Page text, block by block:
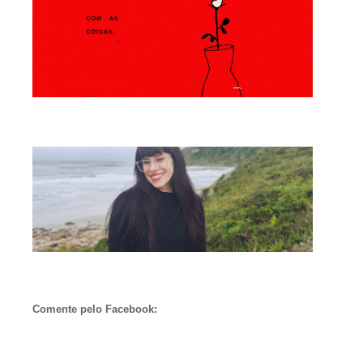
Comente pelo Facebook: